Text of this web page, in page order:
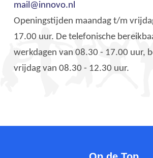
mail@innovo.nl
Openingstijden maandag t/m
17.00 uur. De telefonische
werkdagen van 08.30 - 17.00 uur,
vrijdag van 08.30 - 12.30 uur.